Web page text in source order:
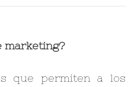
marketing?
que permiten a los